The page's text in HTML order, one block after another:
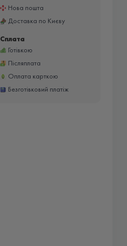
Нова пошта
Доставка по Києву
Сплата
Готівкою
Післяплата
Оплата карткою
Безготівковий платіж